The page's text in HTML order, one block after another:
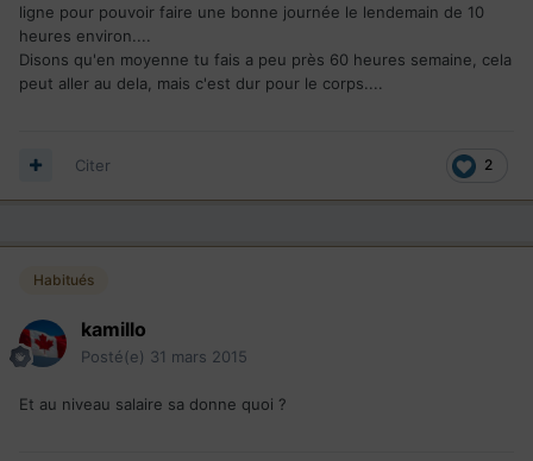
ligne pour pouvoir faire une bonne journée le lendemain de 10
heures environ....
Disons qu'en moyenne tu fais a peu près 60 heures semaine, cela
peut aller au dela, mais c'est dur pour le corps....
2
Citer
Habitués
kamillo
Posté(e) 31 mars 2015
Et au niveau salaire sa donne quoi ?